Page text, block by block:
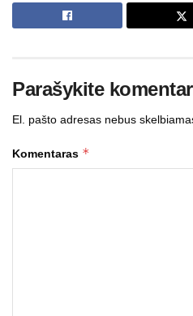
Parašykite
El. pašto adresas nebus
Komentaras *